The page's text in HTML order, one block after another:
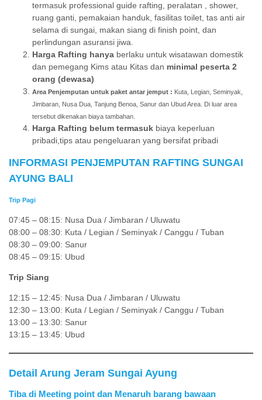
termasuk professional guide rafting, peralatan , shower,
ruang ganti, pemakaian handuk, fasilitas toilet, tas anti air
selama di sungai, makan siang di finish point, dan
perlindungan asuransi jiwa.
Harga Rafting hanya berlaku untuk wisatawan domestik
dan pemegang Kims atau Kitas dan minimal peserta 2
orang (dewasa)
Area Penjemputan untuk paket antar jemput : Kuta, Legian, Seminyak,
Jimbaran, Nusa Dua, Tanjung Benoa, Sanur dan Ubud Area. Di luar area
tersebut dikenakan biaya tambahan.
Harga Rafting belum termasuk biaya keperluan
pribadi,tips atau pengeluaran yang bersifat pribadi
INFORMASI PENJEMPUTAN RAFTING SUNGAI
AYUNG BALI
Trip Pagi
07:45 – 08:15: Nusa Dua / Jimbaran / Uluwatu
08:00 – 08:30: Kuta / Legian / Seminyak / Canggu / Tuban
08:30 – 09:00: Sanur
08:45 – 09:15: Ubud
Trip Siang
12:15 – 12:45: Nusa Dua / Jimbaran / Uluwatu
12:30 – 13:00: Kuta / Legian / Seminyak / Canggu / Tuban
13:00 – 13:30: Sanur
13:15 – 13:45: Ubud
Detail Arung Jeram Sungai Ayung
Tiba di Meeting point dan Menaruh barang bawaan